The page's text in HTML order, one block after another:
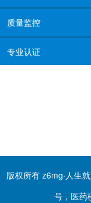
质量监控
专业认证
版权所有 z6mg·人生
号，医药